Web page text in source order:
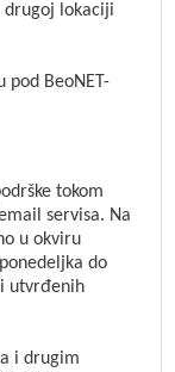
drugoj lokaciji
pod BeoNET-
tokom
servisa. Na
u okviru
do
utvrđenih
i drugim